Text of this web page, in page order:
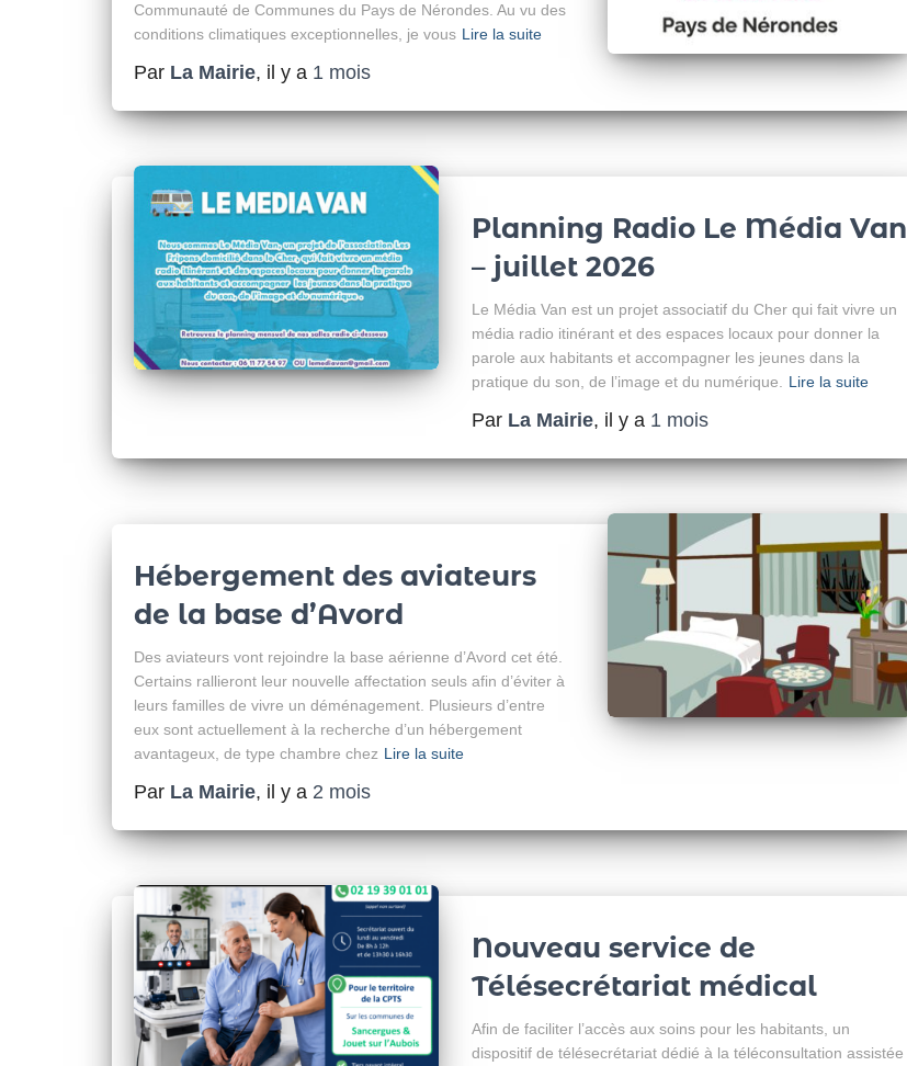
Communauté de Communes du Pays de Nérondes. Au vu des
conditions climatiques exceptionnelles, je vous Lire la suite
Par La Mairie, il y a 1 mois
Planning Radio Le Média Van
– juillet 2026
Le Média Van est un projet associatif du Cher qui fait vivre un
média radio itinérant et des espaces locaux pour donner la
parole aux habitants et accompagner les jeunes dans la
pratique du son, de l’image et du numérique.
Lire la suite
Par La Mairie, il y a 1 mois
Hébergement des aviateurs
de la base d’Avord
Des aviateurs vont rejoindre la base aérienne d’Avord cet été.
Certains rallieront leur nouvelle affectation seuls afin d’éviter à
leurs familles de vivre un déménagement. Plusieurs d’entre
eux sont actuellement à la recherche d’un hébergement
avantageux, de type chambre chez Lire la suite
Par La Mairie, il y a 2 mois
Nouveau service de
Télésecrétariat médical
Afin de faciliter l’accès aux soins pour les habitants, un
dispositif de télésecrétariat dédié à la téléconsultation assistée